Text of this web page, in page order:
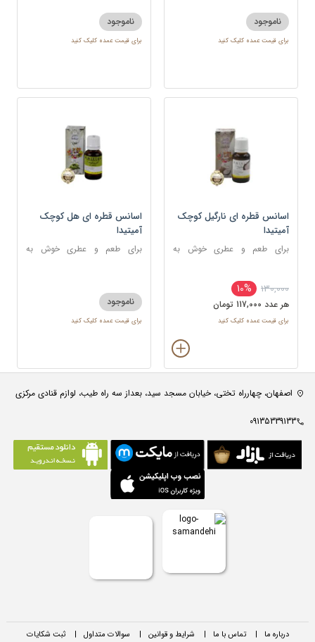
ناموجود
برای قیمت عمده کلیک کنید
ناموجود
برای قیمت عمده کلیک کنید
اسانس قطره ای نارگیل کوچک
آمیتیدا
برای طعم و عطری خوش به
130,000
10%
هر عدد 117,000 تومان
برای قیمت عمده کلیک کنید
اسانس قطره ای هل کوچک
آمیتیدا
برای طعم و عطری خوش به
ناموجود
برای قیمت عمده کلیک کنید
اصفهان، چهارراه تختی، خیابان مسجد سید، بعداز سه راه طیب، لوازم قنادی مرکزی
09135339133
درباره ما | تماس با ما | شرایط و قوانین | سوالات متداول | ثبت شکایات